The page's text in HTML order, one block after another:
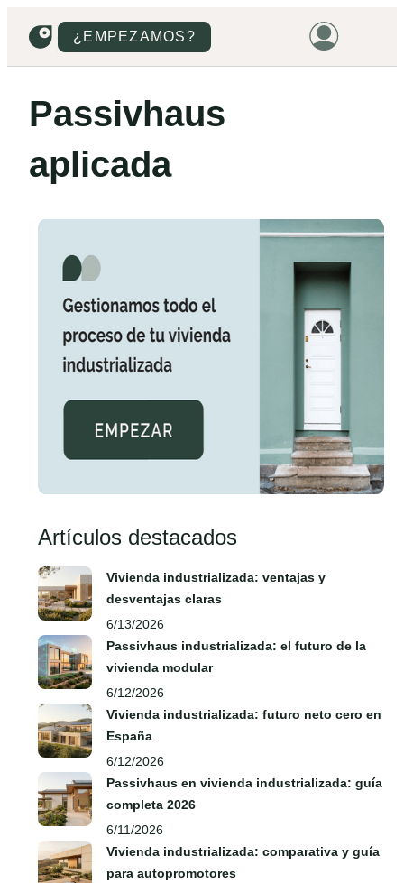
¿EMPEZAMOS?
PROYECTOS
PRECIOS
Passivhaus
aplicada
Artículos destacados
Vivienda industrializada: ventajas y
desventajas claras
6/13/2026
Passivhaus industrializada: el futuro de la
vivienda modular
6/12/2026
Vivienda industrializada: futuro neto cero en
España
6/12/2026
Passivhaus en vivienda industrializada: guía
completa 2026
6/11/2026
Vivienda industrializada: comparativa y guía
para autopromotores